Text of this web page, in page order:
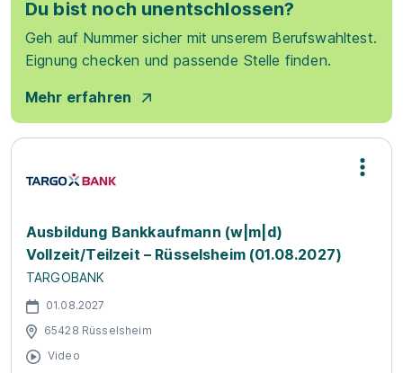
Du bist noch unentschlossen?
Geh auf Nummer sicher mit unserem Berufswahltest.
Eignung checken und passende Stelle finden.
Mehr erfahren
Ausbildung Bankkaufmann (w|m|d)
Vollzeit/Teilzeit – Rüsselsheim (01.08.2027)
TARGOBANK
01.08.2027
65428 Rüsselsheim
Video